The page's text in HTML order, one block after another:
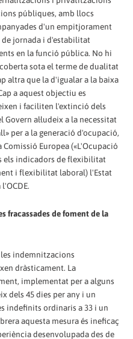
públiques, amb llocs
d'un empitjorament
de jornada i d'estabilitat
en la funció pública. No hi
sota el terme de dualitat
altra que la d'igualar a la baixa
a aquest objectiu es
i faciliten l'extinció dels
al·ludeix a la necessitat
per a la generació d'ocupació,
Europea («L'Ocupació
els indicadors de flexibilitat
i flexibilitat laboral) l'Estat
fracassades de foment de la
indemnitzacions
dràsticament. La
implementat per a alguns
dels 45 dies per any i un
indefinits ordinaris a 33 i un
aquesta mesura és ineficaç
desenvolupada des de